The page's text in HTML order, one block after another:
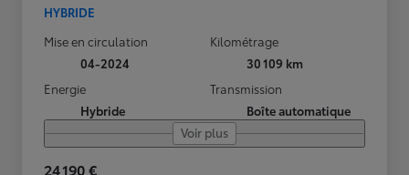
HYBRIDE
Mise en circulation
04-2024
Kilométrage
30 109 km
Energie
Hybride
Transmission
Boîte automatique
Voir plus
24 190 €